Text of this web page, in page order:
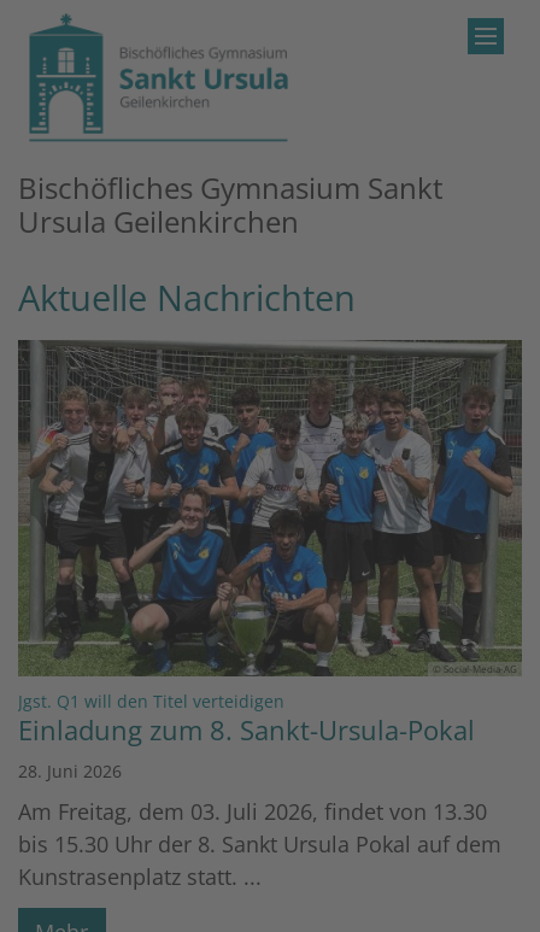
Zum Inhalt springen
Bischöfliches Gymnasium Sankt
Ursula Geilenkirchen
Aktuelle Nachrichten
© Social-Media-AG
Jgst. Q1 will den Titel verteidigen
Einladung zum 8. Sankt-Ursula-Pokal
28. Juni 2026
Am Freitag, dem 03. Juli 2026, findet von 13.30
bis 15.30 Uhr der 8. Sankt Ursula Pokal auf dem
Kunstrasenplatz statt. ...